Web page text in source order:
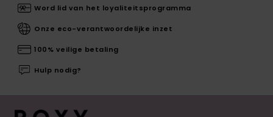
Word lid van het loyaliteitsprogramma
Onze eco-verantwoordelijke inzet
100% veilige betaling
Hulp nodig?